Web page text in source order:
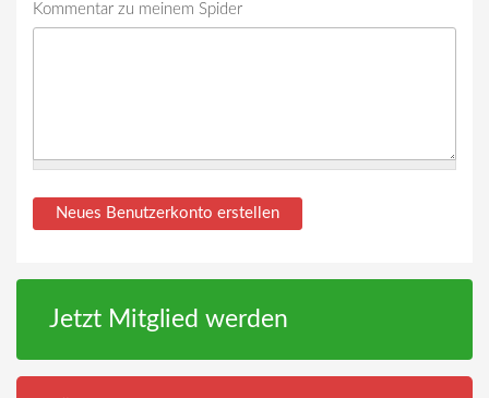
Kommentar zu meinem Spider
Jetzt Mitglied werden